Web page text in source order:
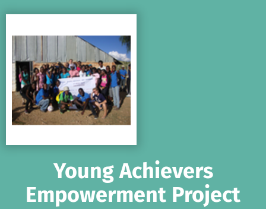
Young Achievers
Empowerment Project